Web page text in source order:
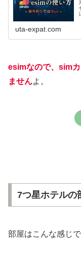
uta-expat.com
esimなので、sim
ませんよ。
7つ星ホテルの
部屋はこんな感じで